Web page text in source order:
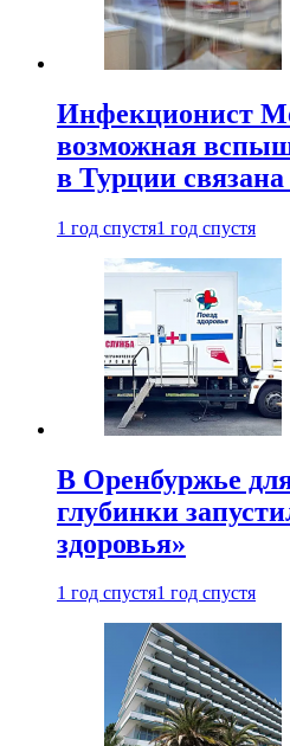
Инфекционист
возможная
в Турции
1 год спустя1 год спустя
В Оренбуржье
глубинки
здоровья»
1 год спустя1 год спустя